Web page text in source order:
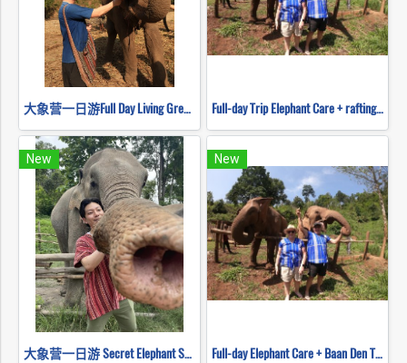
大象营一日游Full Day Living Green Elephant Sanctuary Full-day Trip Elephant Care + rafting and Mokfah waterfall Program C (No ridding)
New
大象营一日游 Secret Elephant Sanctuary
New
Full-day Elephant Care + Baan Den Temple and Sticky waterfall Program B（不骑大象）